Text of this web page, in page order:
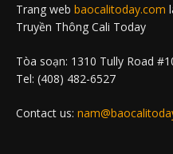
Trang web baocalitoday.com
Truyền Thông Cali Today
Tòa soạn: 1310 Tully Road
Tel: (408) 482-6527
Contact us: